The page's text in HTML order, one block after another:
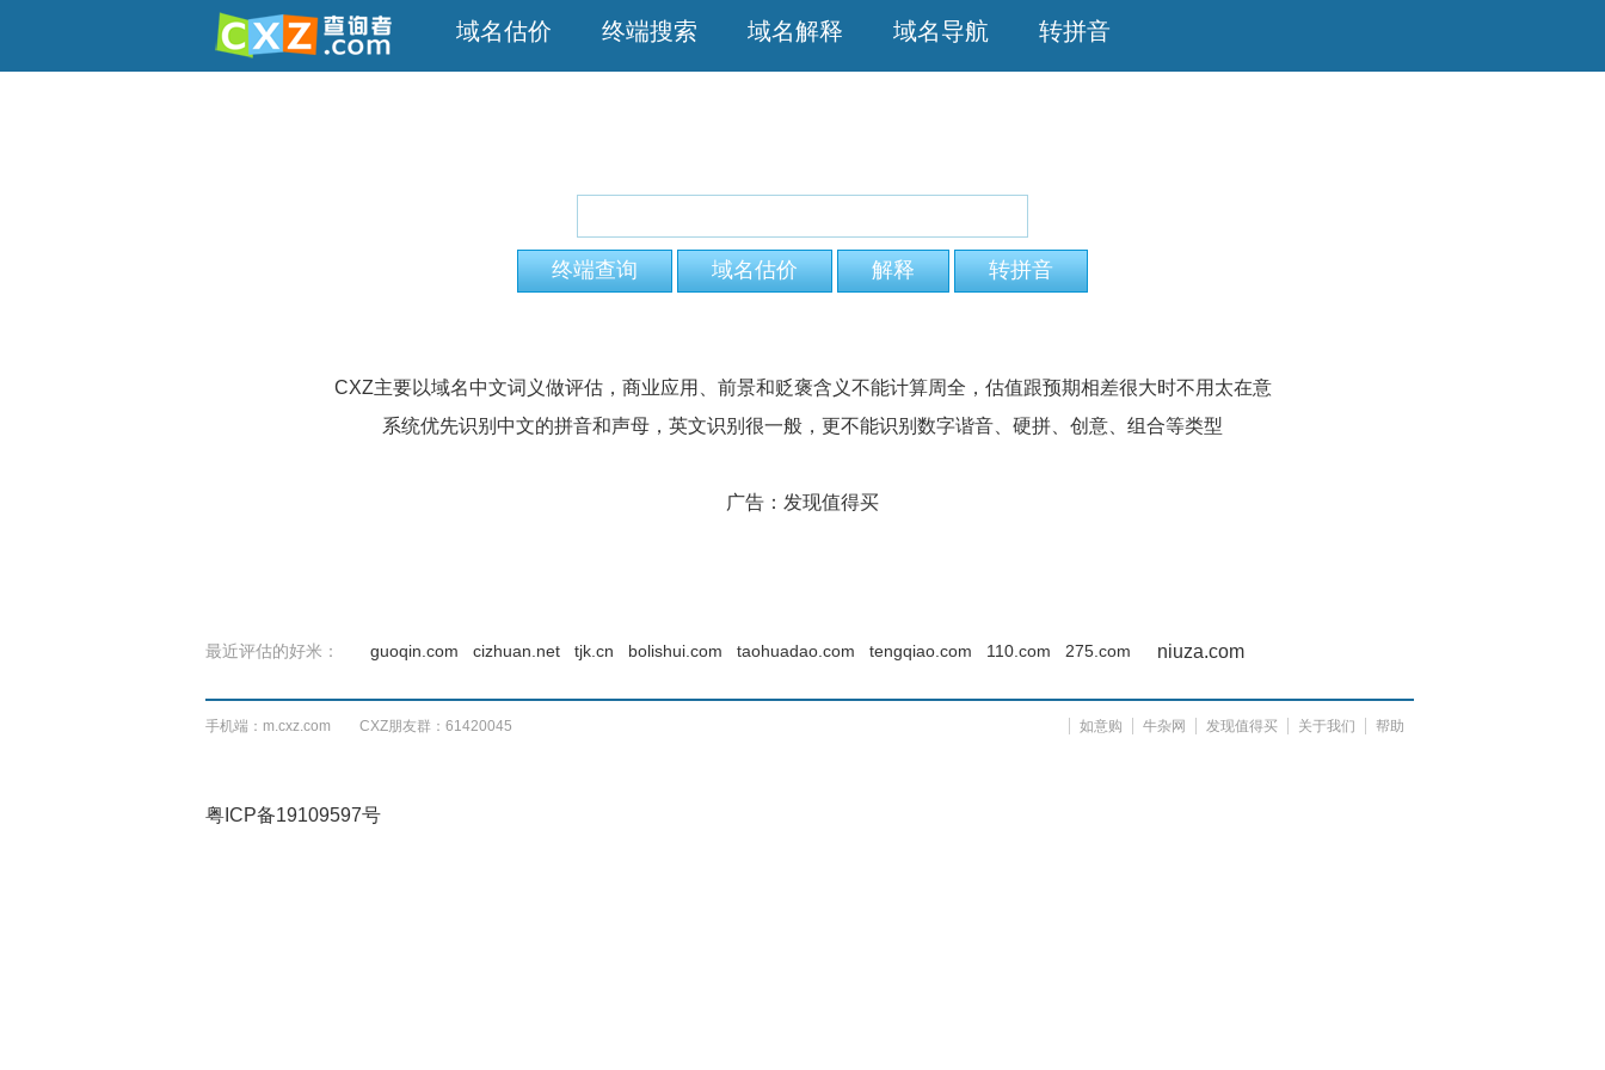
域名估价 终端搜索 域名解释 域名导航 转拼音
CXZ主要以域名中文词义做评估，商业应用、前景和贬褒含义不能计算周全，估值跟预期相差很大时不用太在意
系统优先识别中文的拼音和声母，英文识别很一般，更不能识别数字谐音、硬拼、创意、组合等类型
广告： 发现值得买
最近评估的好米： niuza.com
guoqin.com cizhuan.net tjk.cn bolishui.com taohuadao.com tengqiao.com 110.com 275.com
手机端：m.cxz.com CXZ朋友群：61420045 如意购 牛杂网 发现值得买 关于我们 帮助
粤ICP备19109597号